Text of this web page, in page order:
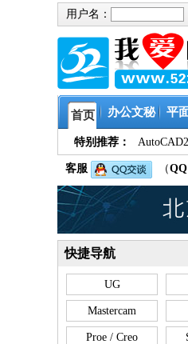
用户名：
首页 办公文秘 平
特别推荐：
客服 （QQ
快捷导航
UG
Mastercam
Proe / Creo